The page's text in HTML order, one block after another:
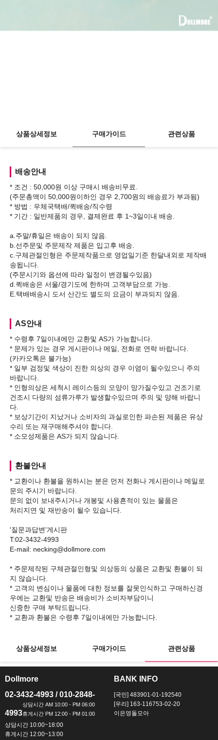
상품상세정보 구매가이드 관련상품
배송안내
* 조건 : 50,000원 이상 구매시 배송비무료.
(주문총액이 50,000원이하인 경우 2,700원의 배송료가 부과됨)
* 방법 : 우체국택배/퀵배송/직수령
* 기간 : 일반제품의 경우, 결제완료 후 1~3일이내 배송.
a.주말/휴일은 배송이 되지 않음.
b.선주문및 주문제작 제품은 입고후 배송.
c.구체관절인형은 주문제작품으로 영업일기준 한달내외로 제작배
송됩니다.
(주문시기와 옵션에 따라 일정이 변경될수있음)
d.퀵배송은 서울/경기도에 한하며 고객부담으로 가능.
AS안내
* 수령후 7일이내에만 교환및 AS가 가능합니다.
* 문제가 있는 경우 게시판이나 메일, 전화로 연락 바랍니다.
(카카오톡은 불가능)
* 일부 검정및 색상이 진한 의상의 경우 이염이 될수있으니 주의
바랍니다.
* 인형의상은 세척시 레이스등의 모양이 망가질수있고 건조기로
건조시 다량의 섬류가루가 발생할수있으며 주의 및 양해 바랍니
다.
* 보상기간이 지났거나 소비자의 과실로인한 파손된 제품은 유상
수리 또는 재구매해주셔야 합니다.
환불안내
* 교환이나 환불을 원하시는 분은 먼저 전화나 게시판이나 메일로
문의 주시기 바랍니다.
문의 없이 보내주시거나 개봉및 사용흔적이 있는 물품은
처리지연 및 재반송이 될수 있습니다.
'질문과답변'게시판
T:02-3432-4993
E-mail: necking@dollmore.com
* 주문제작된 구체관절인형및 의상등의 상품은 교환및 환불이 되
지 않습니다.
* 고객의 변심이나 물품에 대한 정보를 잘못인식하고 구매하신경
우에는 교환및 반송은 배송비가 소비자부담이니
신중한 구매 부탁드립니다.
상품상세정보 구매가이드 관련상품
Dollmore
02-3432-4993 / 010-2848-
4993
상담시간 10:00~18:00
휴게시간 12:00~13:00
BANK INFO
[국민] 483901-01-192540
[우리] 163-116753-02-20
이은영돌모아